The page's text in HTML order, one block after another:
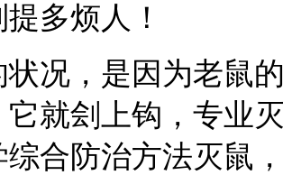
多烦人！
状况，是因为老鼠
它就刽上钩，专业
综合防治方法灭鼠